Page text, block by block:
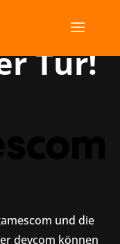
Tür!
und die
devcom können